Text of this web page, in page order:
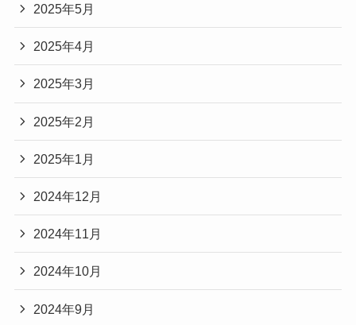
2025年5月
2025年4月
2025年3月
2025年2月
2025年1月
2024年12月
2024年11月
2024年10月
2024年9月